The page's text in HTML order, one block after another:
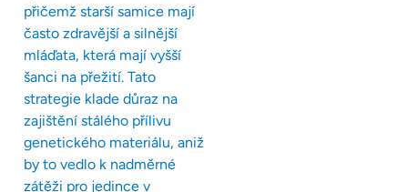
přičemž starší samice mají
často zdravější a silnější
mláďata, která mají vyšší
šanci na přežití. Tato
strategie klade důraz na
zajištění stálého přílivu
genetického materiálu, aniž
by to vedlo k nadměrné
zátěži pro jedince v